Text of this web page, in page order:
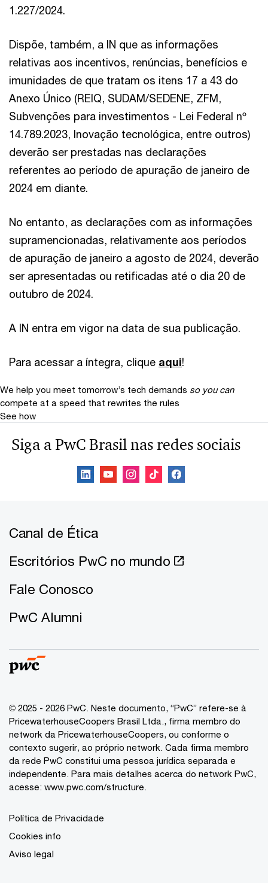
1.227/2024.
Dispõe, também, a IN que as informações
relativas aos incentivos, renúncias, benefícios e
imunidades de que tratam os itens 17 a 43 do
Anexo Único (REIQ, SUDAM/SEDENE, ZFM,
Subvenções para investimentos - Lei Federal nº
14.789.2023, Inovação tecnológica, entre outros)
deverão ser prestadas nas declarações
referentes ao período de apuração de janeiro de
2024 em diante.
No entanto, as declarações com as informações
supramencionadas, relativamente aos períodos
de apuração de janeiro a agosto de 2024, deverão
ser apresentadas ou retificadas até o dia 20 de
outubro de 2024.
A IN entra em vigor na data de sua publicação.
Para acessar a íntegra, clique aqui!
We help you meet tomorrow’s tech demands so you can
compete at a speed that rewrites the rules
See how
Siga a PwC Brasil nas redes sociais
Canal de Ética
Escritórios PwC no mundo
Fale Conosco
PwC Alumni
© 2025 - 2026 PwC. Neste documento, “PwC” refere-se à
PricewaterhouseCoopers Brasil Ltda., firma membro do
network da PricewaterhouseCoopers, ou conforme o
contexto sugerir, ao próprio network. Cada firma membro
da rede PwC constitui uma pessoa jurídica separada e
independente. Para mais detalhes acerca do network PwC,
acesse: www.pwc.com/structure.
Política de Privacidade
Cookies info
Aviso legal